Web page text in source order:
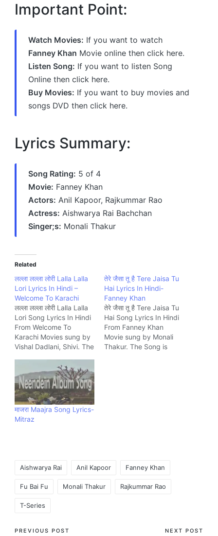
Important Point:
Watch Movies: If you want to watch
Fanney Khan Movie online then click here.
Listen Song: If you want to listen Song
Online then click here.
Buy Movies: If you want to buy movies and
songs DVD then click here.
Lyrics Summary:
Song Rating: 5 of 4
Movie: Fanney Khan
Actors: Anil Kapoor, Rajkummar Rao
Actress: Aishwarya Rai Bachchan
Singer;s: Monali Thakur
Related
लल्ला लल्ला लोरी Lalla Lalla
Lori Lyrics In Hindi –
Welcome To Karachi
लल्ला लल्ला लोरी Lalla Lalla
Lori Song Lyrics In Hindi
From Welcome To
Karachi Movies sung by
Vishal Dadlani, Shivi. The
Rochak Kohli and
composed by Rochak
Kohli Music company T-
Series.
तेरे जैसा तू है Tere Jaisa Tu
Hai Lyrics In Hindi-
Fanney Khan
तेरे जैसा तू है Tere Jaisa Tu
Hai Song Lyrics In Hindi
From Fanney Khan
Movie sung by Monali
Thakur. The Song is
माजरा Maajra Song Lyrics-
Mitraz
Aishwarya Rai Anil Kapoor Fanney Khan
Fu Bai Fu Monali Thakur Rajkummar Rao
T-Series
PREVIOUS POST NEXT POST